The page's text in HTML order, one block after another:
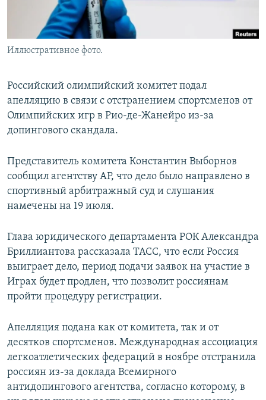
Иллюстративное фото.
Российский олимпийский комитет подал
апелляцию в связи с отстранением спортсменов от
Олимпийских игр в Рио-де-Жанейро из-за
допингового скандала.
Представитель комитета Константин Выборнов
сообщил агентству AP, что дело было направлено в
спортивный арбитражный суд и слушания
намечены на 19 июля.
Глава юридического департамента РОК Александра
Бриллиантова рассказала ТАСС, что если Россия
выиграет дело, период подачи заявок на участие в
Играх будет продлен, что позволит россиянам
пройти процедуру регистрации.
Апелляция подана как от комитета, так и от
десятков спортсменов. Международная ассоциация
легкоатлетических федераций в ноябре отстранила
россиян из-за доклада Всемирного
антидопингового агентства, согласно которому, в